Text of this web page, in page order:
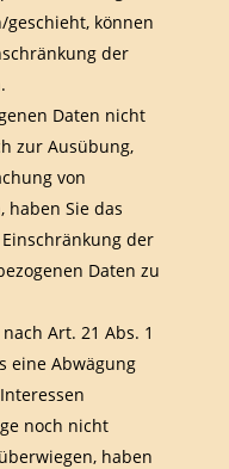
können
der
Daten nicht
zur Ausübung,
von
haben Sie das
der
Daten zu
Art. 21 Abs. 1
eine Abwägung
noch nicht
haben